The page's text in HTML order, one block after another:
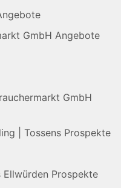
GmbH Angebote
GmbH
| Tossens Prospekte
Prospekte